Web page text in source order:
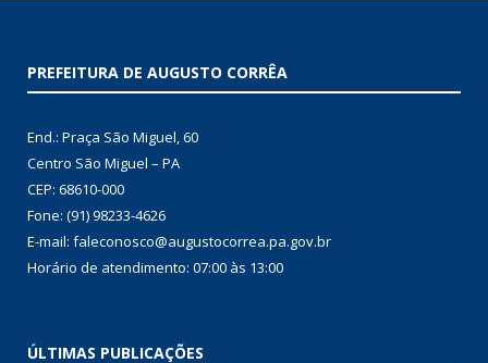
PREFEITURA DE AUGUSTO CORRÊA
End.: Praça São Miguel, 60
Centro São Miguel – PA
CEP: 68610-000
Fone: (91) 98233-4626
E-mail: faleconosco@augustocorrea.pa.gov.br
Horário de atendimento: 07:00 às 13:00
ÚLTIMAS PUBLICAÇÕES